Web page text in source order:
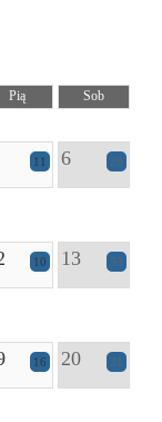
Pią
Sob
11 6 29
10 13 33
16 20 31